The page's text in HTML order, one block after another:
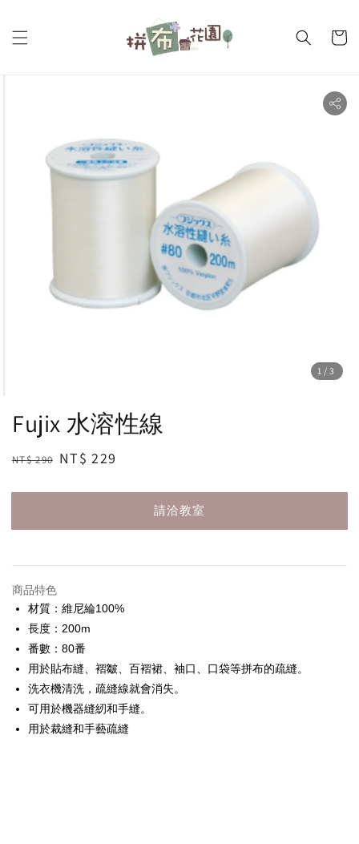
1 /3
Fujix 水溶性線
Regular
NT$ 290 Sale
NT$ 229
請洽教室
商品特色
材質：維尼綸100%
長度：200m
番數：80番
用於貼布縫、褶皺、百褶裙、袖口、口袋等拼布的疏縫。
洗衣機清洗，疏縫線就會消失。
可用於機器縫紉和手縫。
用於裁縫和手藝疏縫